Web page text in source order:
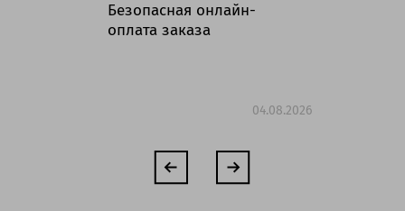
Безопасная онлайн-
оплата заказа
04.08.2026